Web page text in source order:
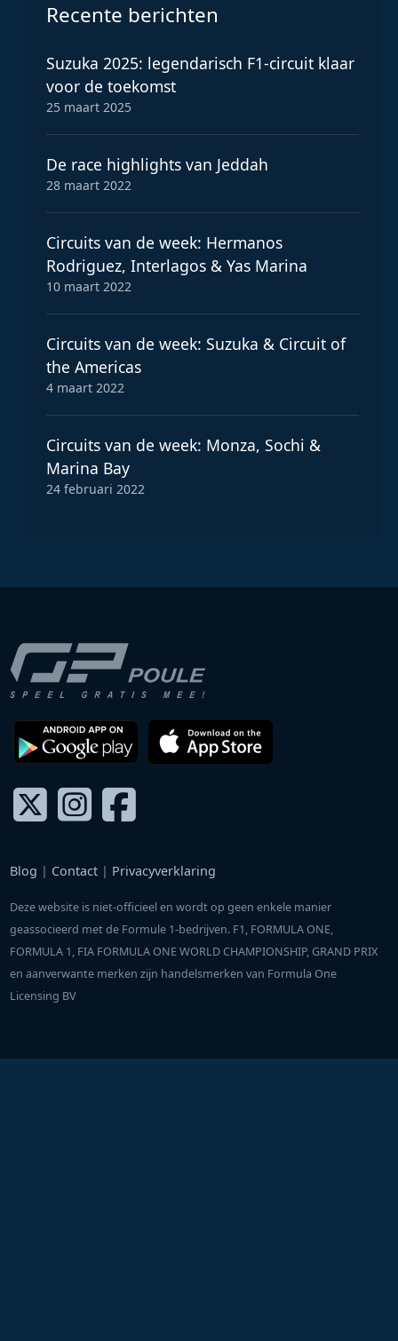
Recente berichten
Suzuka 2025: legendarisch F1-circuit klaar
voor de toekomst
25 maart 2025
De race highlights van Jeddah
28 maart 2022
Circuits van de week: Hermanos
Rodriguez, Interlagos & Yas Marina
10 maart 2022
Circuits van de week: Suzuka & Circuit of
the Americas
4 maart 2022
Circuits van de week: Monza, Sochi &
Marina Bay
24 februari 2022
Blog | Contact | Privacyverklaring
Deze website is niet-officieel en wordt op geen enkele manier
geassocieerd met de Formule 1-bedrijven. F1, FORMULA ONE,
FORMULA 1, FIA FORMULA ONE WORLD CHAMPIONSHIP, GRAND PRIX
en aanverwante merken zijn handelsmerken van Formula One
Licensing BV